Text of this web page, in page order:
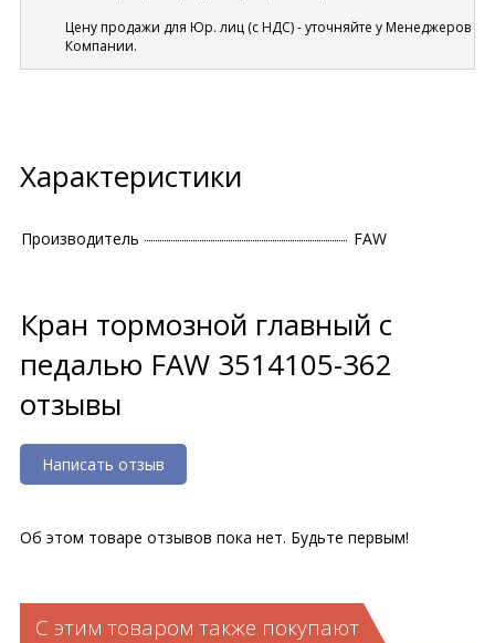
Цену продажи для Юр. лиц (с НДС) - уточняйте у Менеджеров
Компании.
Характеристики
Производитель FAW
Кран тормозной главный с
педалью FAW 3514105-362
отзывы
Написать отзыв
Об этом товаре отзывов пока нет. Будьте первым!
С этим товаром также покупают